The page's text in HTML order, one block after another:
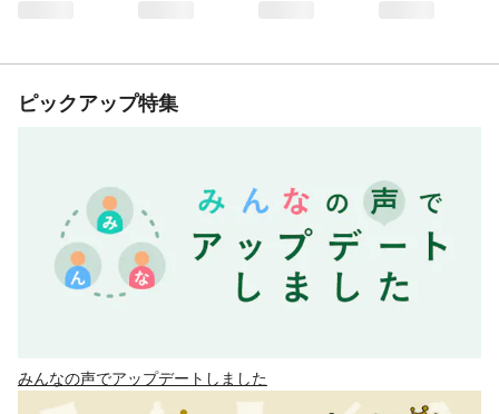
ピックアップ特集
みんなの声でアップデートしました